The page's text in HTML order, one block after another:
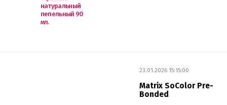
натуральный
пепельный 90
мл.
23.01.2026 15:15:00
Matrix SoColor Pre-
Bonded